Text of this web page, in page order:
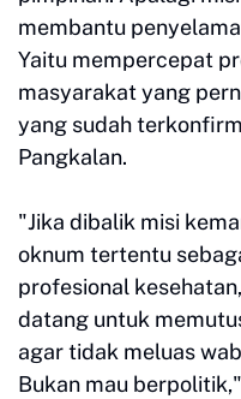
membantu
Yaitu mempercepat
masyarakat yang
yang sudah
Pangkalan.
"Jika dibalik misi
oknum tertentu
profesional
datang untuk
agar tidak meluas
Bukan mau